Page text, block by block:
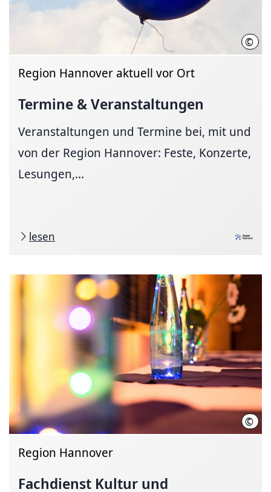
©
Region Hannover aktuell vor Ort
Termine & Veranstaltungen
Veranstaltungen und Termine bei, mit und
von der Region Hannover: Feste, Konzerte,
Lesungen,...
lesen
©
Region Hannover
Fachdienst Kultur und